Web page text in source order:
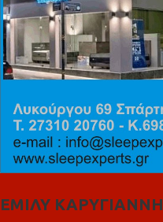
ΕΜΙΛΥ ΚΑΡΥΓΙΑΝΝΗ